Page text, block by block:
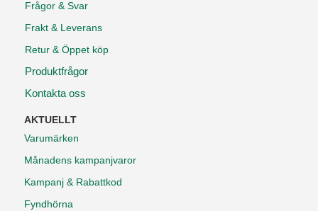
Frågor & Svar
Frakt & Leverans
Retur & Öppet köp
Produktfrågor
Kontakta oss
AKTUELLT
Varumärken
Månadens kampanjvaror
Kampanj & Rabattkod
Fyndhörna